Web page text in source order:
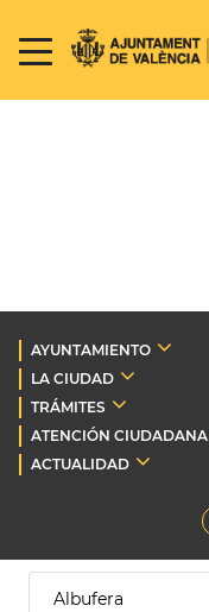
AYUNTAMIENTO
LA CIUDAD
TRÁMITES
ATENCIÓN CIUDADANA
ACTUALIDAD
Albufera